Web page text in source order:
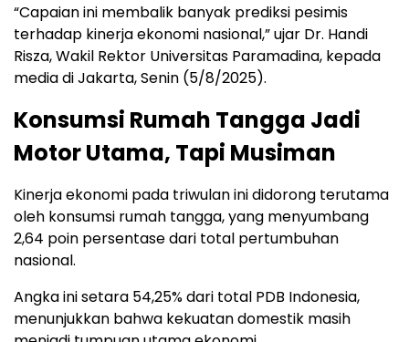
“Capaian ini membalik banyak prediksi pesimis
terhadap kinerja ekonomi nasional,” ujar Dr. Handi
Risza, Wakil Rektor Universitas Paramadina, kepada
media di Jakarta, Senin (5/8/2025).
Konsumsi Rumah Tangga Jadi
Motor Utama, Tapi Musiman
Kinerja ekonomi pada triwulan ini didorong terutama
oleh konsumsi rumah tangga, yang menyumbang
2,64 poin persentase dari total pertumbuhan
nasional.
Angka ini setara 54,25% dari total PDB Indonesia,
menunjukkan bahwa kekuatan domestik masih